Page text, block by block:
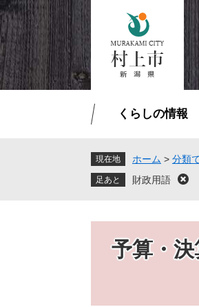
ペ
ー
ジ
の
先
頭
メ
ニ
ュ
ー
を
飛
くらしの情報
現在地 ホーム > 分類
財政用語
閉
予算・決